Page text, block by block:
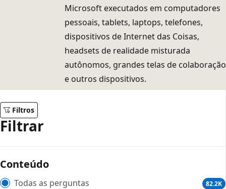
Microsoft executados em computadores
pessoais, tablets, laptops, telefones,
dispositivos de Internet das Coisas,
headsets de realidade misturada
autônomos, grandes telas de colaboração
e outros dispositivos.
Filtros
Filtrar
Conteúdo
Todas as perguntas 82.2K